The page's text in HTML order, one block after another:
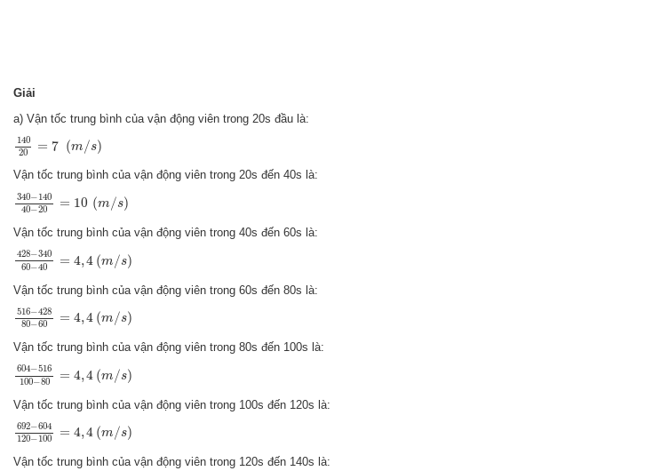
Giải
a) Vận tốc trung bình của vận động viên trong 20s đầu là:
140
20
= 7 (m /s)
140 m s
Vận tốc trung bình của vận động viên trong 20s đến 40s là:
340−140
40−20 = 10 (m /s)
340 −140
Vận tốc trung bình của vận động viên trong 40s đến 60s là:
428−340
60−40 = 4,4 (m /s)
428 −340
Vận tốc trung bình của vận động viên trong 60s đến 80s là:
516−428
80−60 = 4,4 (m /s)
516 −428 60 4 (
Vận tốc trung bình của vận động viên trong 80s đến 100s là:
604−516
100−80 = 4,4 (m /s)
604 −516
Vận tốc trung bình của vận động viên trong 100s đến 120s là:
692−604
120−100 = 4,4 (m /s)
692 −604 100 = 4
Vận tốc trung bình của vận động viên trong 120s đến 140s là: